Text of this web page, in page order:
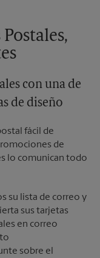
con una de
de diseño
fácil de
de
lo comunican todo
su lista de correo y
sus tarjetas
en correo
sobre el